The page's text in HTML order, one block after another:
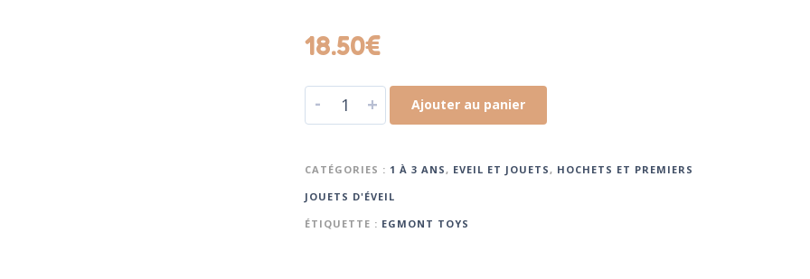
18.50€
- + Ajouter au panier
CATÉGORIES : 1 À 3 ANS, EVEIL ET JOUETS, HOCHETS ET PREMIERS
JOUETS D'ÉVEIL
ÉTIQUETTE : EGMONT TOYS